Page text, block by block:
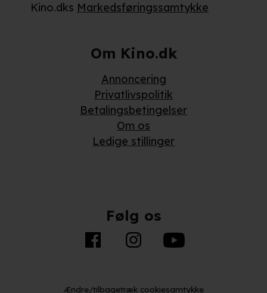
Kino.dks Markedsføringssamtykke
Om Kino.dk
Annoncering
Privatlivspolitik
Betalingsbetingelser
Om os
Ledige stillinger
Følg os
Ændre/tilbagetræk cookiesamtykke